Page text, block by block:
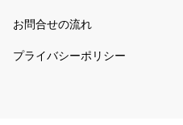
お問合せの流れ
プライバシーポリシー